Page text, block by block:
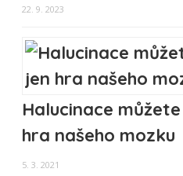
22. 9. 2023
Halucinace
hra našeho mozku
5. 3. 2021